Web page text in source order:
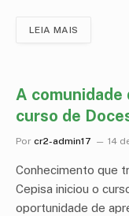
LEIA MAIS
A comunidade
curso de
Por cr2-admin17 14
Conhecimento que
Cepisa iniciou o
oportunidade de